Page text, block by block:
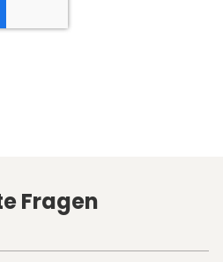
Fragen